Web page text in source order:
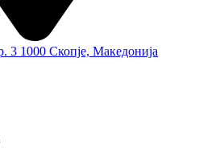
3 1000 Скопје, Македонија